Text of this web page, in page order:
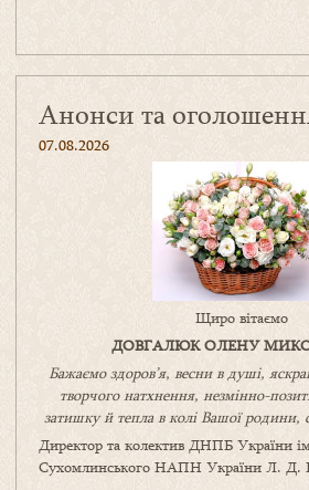
Анонси та
07.08.2026
Щиро вітаємо
ДОВГАЛЮК ОЛЕНУ
Бажаємо здоров’я, весни в душі,
творчого натхнення, незмінно-
затишкуйтепла в коліВашоїродини,
Директор та колектив ДНПБ України
Сухомлинського НАПН України Л. Д.